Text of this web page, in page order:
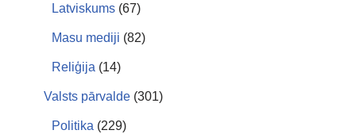
Latviskums (67)
Masu mediji (82)
Reliģija (14)
Valsts pārvalde (301)
Politika (229)